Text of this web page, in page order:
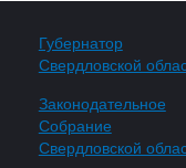
Губернатор
Свердловской
Законодательное
Собрание
Свердловской